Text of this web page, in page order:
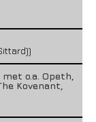
o.a. Opeth,
Kovenant,